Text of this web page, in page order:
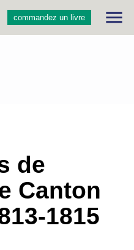
commandez un livre menu
de
Canton
1815